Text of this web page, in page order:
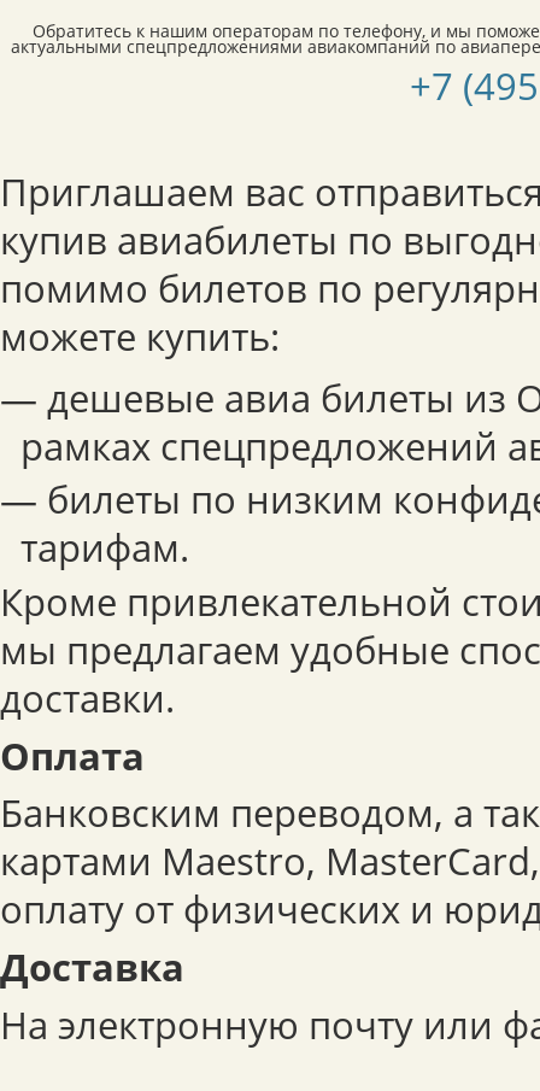
Обратитесь к нашим операторам по телефону, и мы
актуальными спецпредложениями авиакомпаний по
+7
Приглашаем вас
купив авиабилеты по
помимо билетов по
можете купить:
— дешевые авиа билеты из
рамках спецпредложений
— билеты по низким
тарифам.
Кроме привлекательной
мы предлагаем удобные
доставки.
Оплата
Банковским переводом, а
картами Maestro,
оплату от физических и
Доставка
На электронную почту или